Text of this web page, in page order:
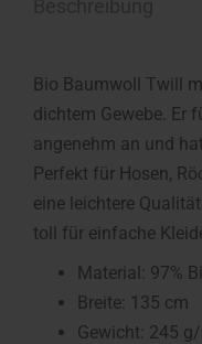
Bio Baumwoll Twill
dichtem Gewebe. Er
angenehm an und
Perfekt für Hosen,
eine leichtere
toll für einfache
Material: 97%
Breite: 135 cm
Gewicht: 245 g/